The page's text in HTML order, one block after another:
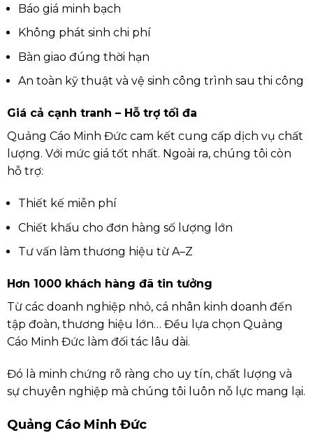
Báo giá minh bạch
Không phát sinh chi phí
Bàn giao đúng thời hạn
An toàn kỹ thuật và vệ sinh công trình sau thi công
Giá cả cạnh tranh – Hỗ trợ tối đa
Quảng Cáo Minh Đức cam kết cung cấp dịch vụ chất
lượng. Với mức giá tốt nhất. Ngoài ra, chúng tôi còn
hỗ trợ:
Thiết kế miễn phí
Chiết khấu cho đơn hàng số lượng lớn
Tư vấn làm thương hiệu từ A–Z
Hơn 1000 khách hàng đã tin tưởng
Từ các doanh nghiệp nhỏ, cá nhân kinh doanh đến
tập đoàn, thương hiệu lớn… Đều lựa chọn Quảng
Cáo Minh Đức làm đối tác lâu dài.
Đó là minh chứng rõ ràng cho uy tín, chất lượng và
sự chuyên nghiệp mà chúng tôi luôn nỗ lực mang lại.
Quảng Cáo Minh Đức